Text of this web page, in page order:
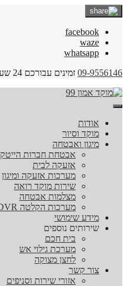
facebook
waze
whatsapp
09-9556146 זמינים עבורכם 24 שעות
אודות
מוקד וסיור
מיגון ואבטחה
אבטחת חברות הייטק
אזעקה לבית
מערכות אזעקה ומיגון
שירות מוקד רואה
מצלמות אבטחה
מערכות הקלטה NVR – DVR
מידע שימושי
שירותים נוספים
בית חכם
מערכת גילוי אש
לחצן מצוקה
צור קשר
אזורי שירות וסניפים